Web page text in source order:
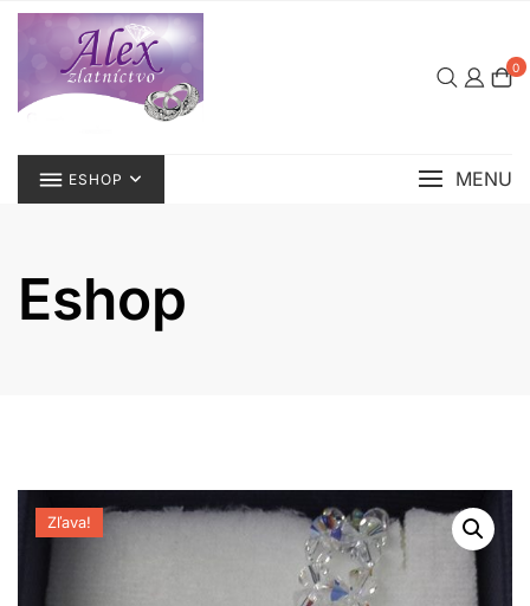
Skip
content
0
ESHOP MENU
Eshop
Zľava!